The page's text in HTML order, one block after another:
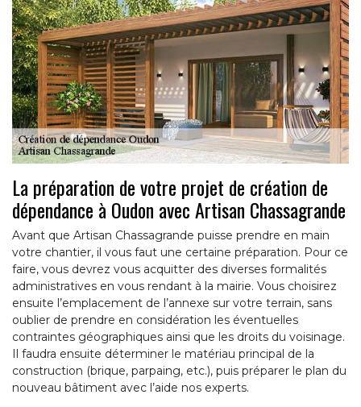
La préparation de votre projet de création de
dépendance à Oudon avec Artisan Chassagrande
Avant que Artisan Chassagrande puisse prendre en main
votre chantier, il vous faut une certaine préparation. Pour ce
faire, vous devrez vous acquitter des diverses formalités
administratives en vous rendant à la mairie. Vous choisirez
ensuite l’emplacement de l’annexe sur votre terrain, sans
oublier de prendre en considération les éventuelles
contraintes géographiques ainsi que les droits du voisinage.
Il faudra ensuite déterminer le matériau principal de la
construction (brique, parpaing, etc.), puis préparer le plan du
nouveau bâtiment avec l’aide nos experts.